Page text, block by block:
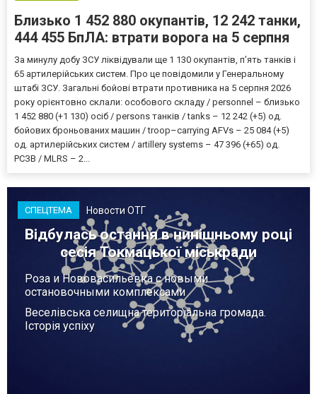
Близько 1 452 880 окупантів, 12 242 танки,
444 455 БпЛА: втрати ворога на 5 серпня
За минулу добу ЗСУ ліквідували ще 1 130 окупантів, пʼять танків і
65 артилерійських систем. Про це повідомили у Генеральному
штабі ЗСУ. Загальні бойові втрати противника на 5 серпня 2026
року орієнтовно склали: особового складу / personnel – близько
1 452 880 (+1 130) осіб / persons танків / tanks – 12 242 (+5) од.
бойових броньованих машин / troop–carrying AFVs – 25 084 (+5)
од. артилерійських систем / artillery systems – 47 396 (+65) од.
РСЗВ / MLRS – 2...
СПЕЦТЕМА Новости ОТГ
Відбулась остання в нинішньому році
сесія Токмацької міськради
Роза и Нововасильевка с новыми
остановочными комплексами
Веселівська селищна територіальна громада.
Історія успіху